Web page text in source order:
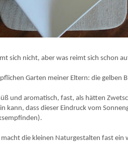
sich nicht, aber was reimt sich schon
Garten meiner Eltern: die gelben
und aromatisch, fast, als hätten
kann, dass dieser Eindruck vom
die kleinen Naturgestalten fast ein